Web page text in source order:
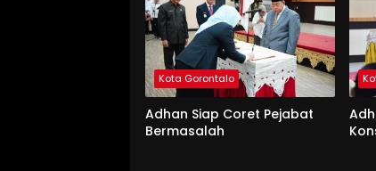
Kota Gorontalo
Adhan Siap Coret Pejabat
Bermasalah